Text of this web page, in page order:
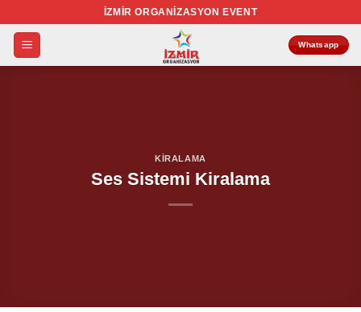
atla
İZMIR ORGANIZASYON EVENT
Whatsapp
KIRALAMA
Ses Sistemi Kiralama